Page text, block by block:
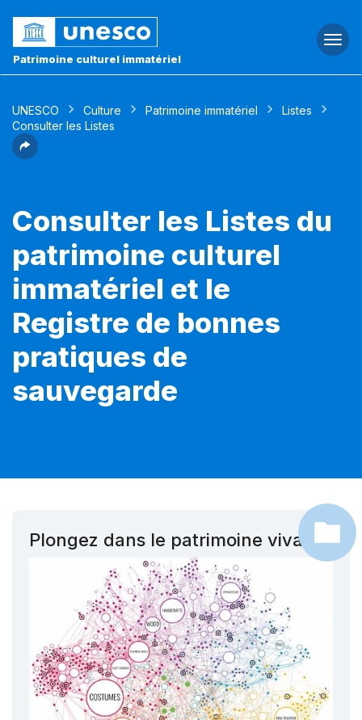
Patrimoine culturel immatériel
UNESCO Culture Patrimoine immatériel
Listes
Consulter les Listes
Consulter les Listes du
patrimoine culturel
immatériel et le
Registre de bonnes
pratiques de
sauvegarde
Plongez dans le patrimoine vivant !